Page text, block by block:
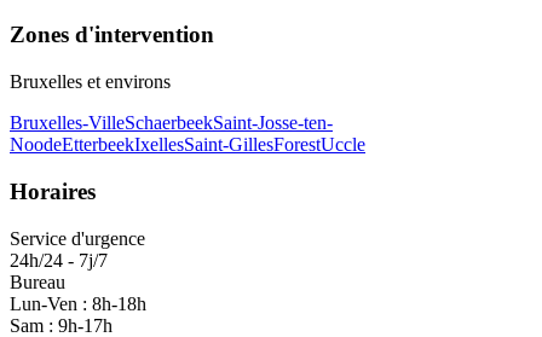
Zones d'intervention
Bruxelles et environs
Bruxelles-VilleSchaerbeekSaint-Josse-ten-
NoodeEtterbeekIxellesSaint-GillesForestUccle
Horaires
Service d'urgence
24h/24 - 7j/7
Bureau
Lun-Ven : 8h-18h
Sam : 9h-17h